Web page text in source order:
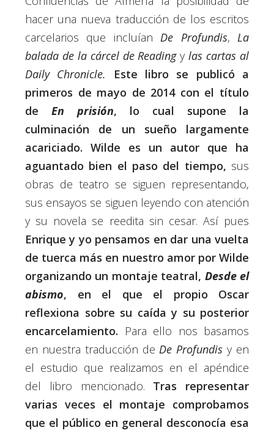
hacer una nueva traducción de los escritos
carcelarios que incluíanDe Profundis,La
balada de la cárcel de Readingylas cartas al
Daily Chronicle.
Este libro se publicó a
primeros de mayo de 2014 con el título
de En prisión, lo cual supone la
culminación de un sueño largamente
acariciado. Wilde es un autor que ha
aguantado bien el paso del tiempo, sus
obras de teatro se siguen representando,
sus ensayos se siguen leyendo con atención
y su novela se reedita sin cesar. Así pues
Enrique y yo pensamos en dar una vuelta
de tuerca más en nuestro amor por Wilde
organizando un montaje teatral, Desde el
abismo, en el que el propio Oscar
reflexiona sobre su caída y su posterior
encarcelamiento. Para ello nos basamos
en nuestra traducción de De Profundis y en
el estudio que realizamos en el apéndice
del libro mencionado. Tras representar
varias veces el montaje comprobamos
que el público en general desconocía esa